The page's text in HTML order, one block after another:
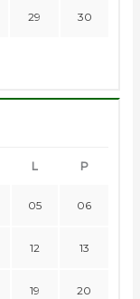
29 30
L P
05 06
12 13
19 20